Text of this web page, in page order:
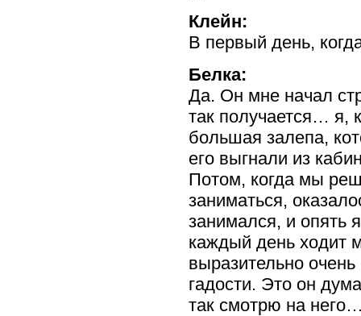
Клейн:
В первый день,
Белка:
Да. Он мне начал
так получается… я,
большая залепа,
его выгнали из
Потом, когда мы
заниматься,
занимался, и опять
каждый день ходит
выразительно очень
гадости. Это он
так смотрю на